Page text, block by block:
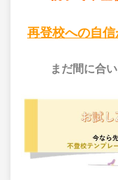
再登校への自信
まだ間に合